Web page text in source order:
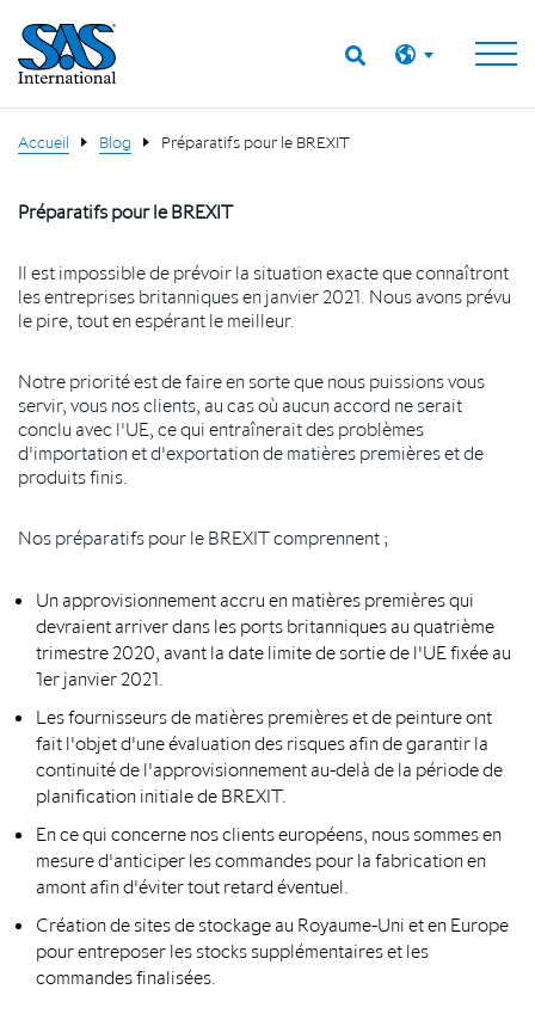
Accueil Blog Préparatifs pour le BREXIT
Préparatifs pour le BREXIT
Il est impossible de prévoir la situation exacte que connaîtront
les entreprises britanniques en janvier 2021. Nous avons prévu
le pire, tout en espérant le meilleur.
Notre priorité est de faire en sorte que nous puissions vous
servir, vous nos clients, au cas où aucun accord ne serait
conclu avec l'UE, ce qui entraînerait des problèmes
d'importation et d'exportation de matières premières et de
produits finis.
Nos préparatifs pour le BREXIT comprennent ;
Un approvisionnement accru en matières premières qui
devraient arriver dans les ports britanniques au quatrième
trimestre 2020, avant la date limite de sortie de l'UE fixée au
1er janvier 2021.
Les fournisseurs de matières premières et de peinture ont
fait l'objet d'une évaluation des risques afin de garantir la
continuité de l'approvisionnement au-delà de la période de
planification initiale de BREXIT.
En ce qui concerne nos clients européens, nous sommes en
mesure d'anticiper les commandes pour la fabrication en
amont afin d'éviter tout retard éventuel.
Création de sites de stockage au Royaume-Uni et en Europe
pour entreposer les stocks supplémentaires et les
commandes finalisées.